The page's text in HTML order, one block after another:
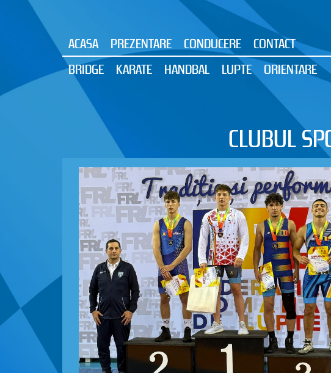
ACASA PREZENTARE CONDUCERE
CONTACT
BRIDGE
KARATE HANDBAL LUPTE ORIENTARE
CLUBUL